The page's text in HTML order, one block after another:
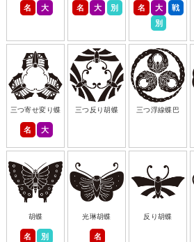
名 大 名 大 別 名 大
戦
別
三つ寄せ変り蝶
名 大
三つ反り胡蝶 三つ浮線蝶巴
胡蝶
名 別
光琳胡蝶
名
反り胡蝶